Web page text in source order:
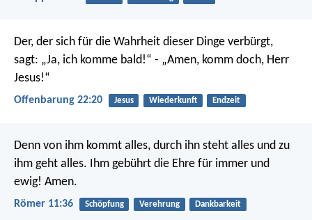
Der, der sich für die Wahrheit dieser Dinge verbürgt,
sagt: „Ja, ich komme bald!“ - „Amen, komm doch, Herr
Jesus!“
Offenbarung 22:20 Jesus Wiederkunft Endzeit
Denn von ihm kommt alles, durch ihn steht alles und zu
ihm geht alles. Ihm gebührt die Ehre für immer und
ewig! Amen.
Römer 11:36 Schöpfung Verehrung Dankbarkeit